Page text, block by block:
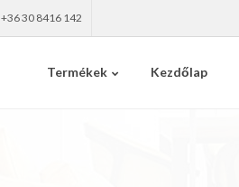
+36 30 8416 142
Termékek Kezdőlap